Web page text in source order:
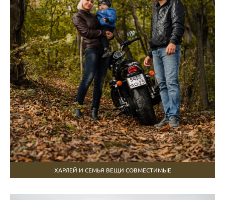
ХАРЛЕЙ И СЕМЬЯ ВЕЩИ СОВМЕСТИМЫЕ